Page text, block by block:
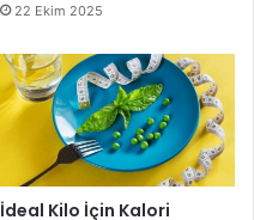
22 Ekim 2025
İdeal Kilo İçin Kalori